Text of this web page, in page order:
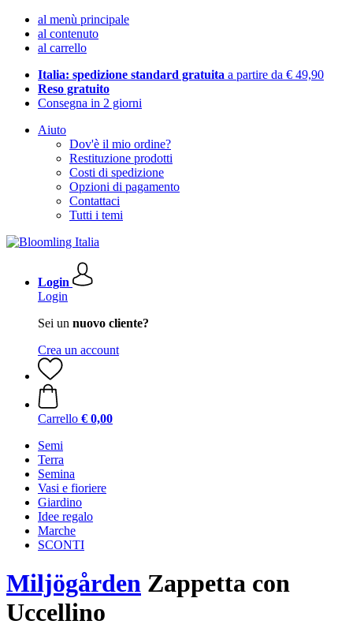
al menù principale
al contenuto
al carrello
Italia: spedizione standard gratuita a partire da € 49,90
Reso gratuito
Consegna in 2 giorni
Aiuto
Dov'è il mio ordine?
Restituzione prodotti
Costi di spedizione
Opzioni di pagamento
Contattaci
Tutti i temi
Login
Login
Sei un nuovo cliente?
Crea un account
Carrello € 0,00
Semi
Terra
Semina
Vasi e fioriere
Giardino
Idee regalo
Marche
SCONTI
Miljögården Zappetta con
Uccellino